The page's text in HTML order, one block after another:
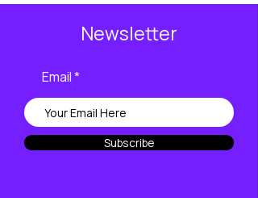
Newsletter
Email
Subscribe